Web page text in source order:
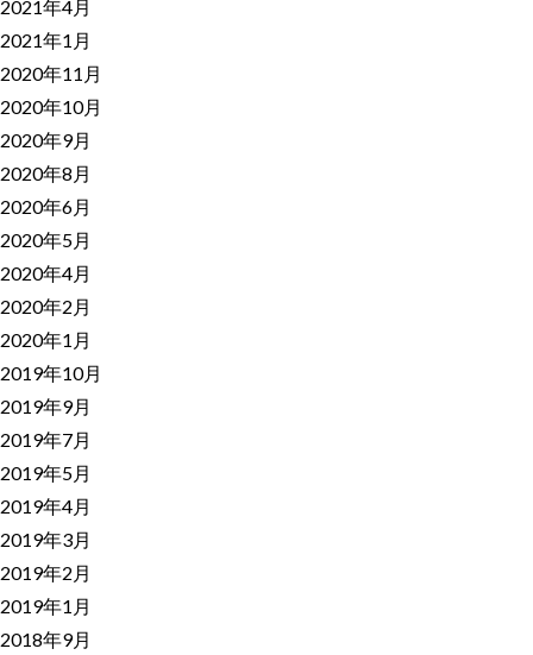
2021年4月
2021年1月
2020年11月
2020年10月
2020年9月
2020年8月
2020年6月
2020年5月
2020年4月
2020年2月
2020年1月
2019年10月
2019年9月
2019年7月
2019年5月
2019年4月
2019年3月
2019年2月
2019年1月
2018年9月